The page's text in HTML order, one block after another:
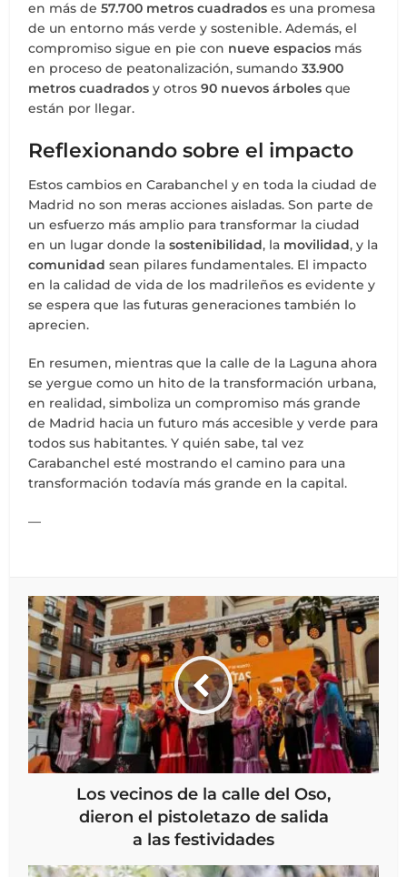
en más de57.700 metros cuadrados es una promesa
de un entorno más verde y sostenible. Además, el
compromiso sigue en pie con nueve espacios más
en proceso de peatonalización, sumando33.900
metros cuadrados y otros90 nuevos árboles que
están por llegar.
Reflexionando sobre el impacto
Estos cambios en Carabanchel y en toda la ciudad de
Madrid no son meras acciones aisladas. Son parte de
un esfuerzo más amplio para transformar la ciudad
en un lugar donde lasostenibilidad, la movilidad, y la
comunidad sean pilares fundamentales. El impacto
en la calidad de vida de los madrileños es evidente y
se espera que las futuras generaciones también lo
aprecien.
En resumen, mientras que la calle de la Laguna ahora
se yergue como un hito de la transformación urbana,
en realidad, simboliza un compromiso más grande
de Madrid hacia un futuro más accesible y verde para
todos sus habitantes. Y quién sabe, tal vez
Carabanchel esté mostrando el camino para una
transformación todavía más grande en la capital.
—
Los vecinos de la calle del Oso,
dieron el pistoletazo de salida
a las festividades